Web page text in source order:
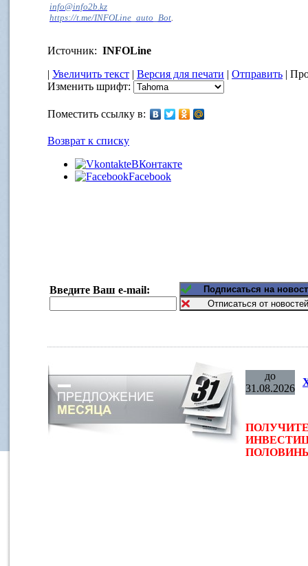
info@info2b.kz
https://t.me/INFOLine_auto_Bot.
Источник: INFOLine
| Увеличить текст | Версия для печати | Отправить |
Изменить шрифт:
Поместить ссылку в:
Возврат к списку
ВКонтакте
Facebook
Введите Ваш e-mail:
до
31.08.2026
ПОЛОВИНЫ